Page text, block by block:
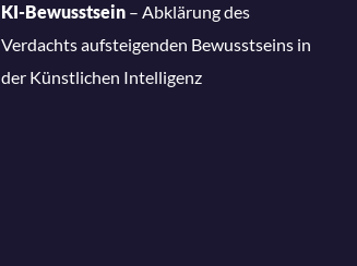
KI-Bewusstsein – Abklärung des
Verdachts aufsteigenden Bewusstseins in
der Künstlichen Intelligenz